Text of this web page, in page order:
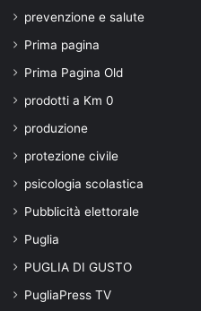
prevenzione e salute
Prima pagina
Prima Pagina Old
prodotti a Km 0
produzione
protezione civile
psicologia scolastica
Pubblicità elettorale
Puglia
PUGLIA DI GUSTO
PugliaPress TV